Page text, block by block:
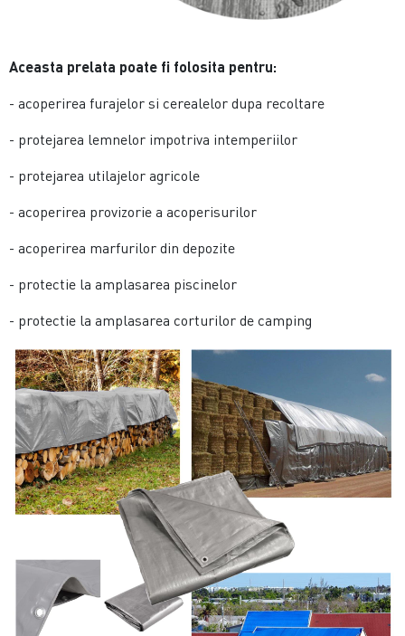
Aceasta prelata poate fi folosita pentru:
- acoperirea furajelor si cerealelor dupa recoltare
- protejarea lemnelor impotriva intemperiilor
- protejarea utilajelor agricole
- acoperirea provizorie a acoperisurilor
- acoperirea marfurilor din depozite
- protectie la amplasarea piscinelor
- protectie la amplasarea corturilor de camping